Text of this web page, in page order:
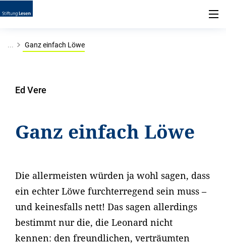
... Ganz einfach Löwe
Ed Vere
Ganz einfach Löwe
Die allermeisten würden ja wohl sagen, dass
ein echter Löwe furchterregend sein muss –
und keinesfalls nett! Das sagen allerdings
bestimmt nur die, die Leonard nicht
kennen: den freundlichen, verträumten